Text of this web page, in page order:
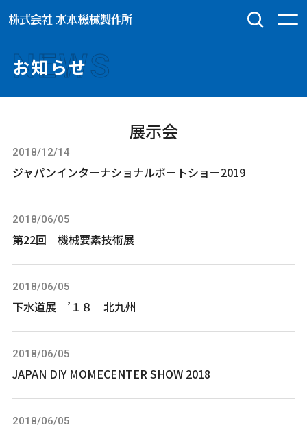
NEWS
お知らせ
展示会
2018/12/14
ジャパンインターナショナルボートショー2019
2018/06/05
第22回 機械要素技術展
2018/06/05
下水道展 ’１８ 北九州
2018/06/05
JAPAN DIY MOMECENTER SHOW 2018
2018/06/05